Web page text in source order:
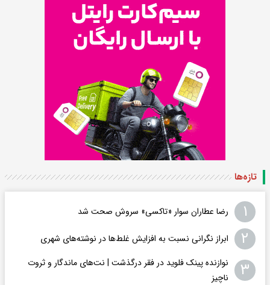
تازه‌ها
۱ رضا عطاران سوار «تاکسی» سروش صحت شد
۲ ابراز نگرانی نسبت به افزایش غلط‌ها در نوشته‌های شهری
۳
نوازنده پینک فلوید در فقر درگذشت | نت‌های ماندگار و ثروت
ناچیز